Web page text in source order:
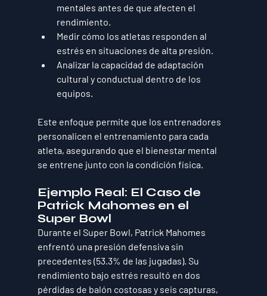
mentales antes de que afecten el
rendimiento.
Medir cómo los atletas responden al
estrés en situaciones de alta presión.
Analizar la capacidad de adaptación
cultural y conductual dentro de los
equipos.
Este enfoque permite que los entrenadores
personalicen el entrenamiento para cada
atleta, asegurando que el bienestar mental
se entrene junto con la condición física.
Ejemplo Real: El Caso de
Patrick Mahomes en el
Super Bowl
Durante el Super Bowl, Patrick Mahomes
enfrentó una presión defensiva sin
precedentes (53.3% de las jugadas). Su
rendimiento bajo estrés resultó en dos
pérdidas de balón costosas y seis capturas,